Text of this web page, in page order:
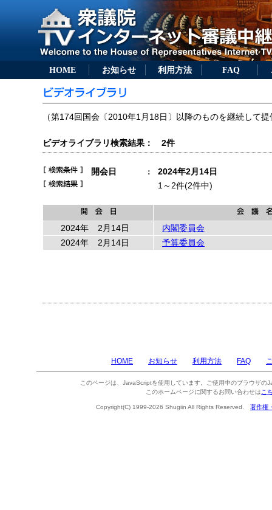
HOME お知らせ 利用方法 FAQ
（第174回国会〔2010年1月18日〕以降のものを継続して提
ビデオライブラリ検索結果： 2件
開会日 ：
2024年2月14日
1～2件(2件中)
2024年 2月14日
内閣委員会
2024年
2月14日 予算委員会
HOME お知らせ 利用方法 FAQ
このページは、JavaScriptを使用しています。ご使用中のブラウザの
このホームページに関するお問い合わせは こ
Copyright(C) 1999-2026 Shugiin All Rights Reserved. 著作権